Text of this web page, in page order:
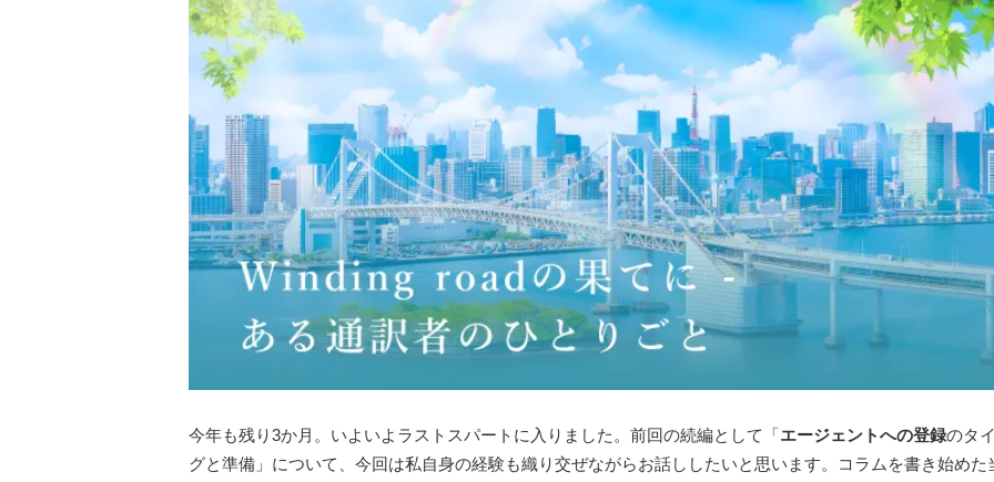
今年も残り3か月。いよいよラストスパートに入りました。前回の続編として「エージェントへの登録のタ
グと準備」について、今回は私自身の経験も織り交ぜながらお話ししたいと思います。コラムを書き始めた